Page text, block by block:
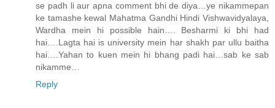
se padh li aur apna comment bhi de diya…ye nikammepan
ke tamashe kewal Mahatma Gandhi Hindi Vishwavidyalaya,
Wardha mein hi possible hain…. Besharmi ki bhi had
hai….Lagta hai is university mein har shakh par ullu baitha
hai….Yahan to kuen mein hi bhang padi hai…sab ke sab
nikamme…
Reply